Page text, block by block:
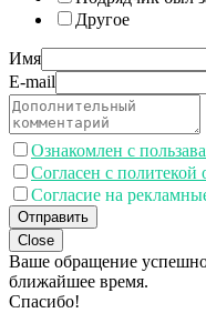
Другое
Имя
E-mail
Ознакомлен с
Согласен с
Согласие на
Отправить
Close
Ваше обращение успешно
ближайшее время.
Спасибо!